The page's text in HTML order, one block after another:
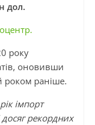
дол.
року
оновивши
роком раніше.
імпорт
досяг рекордних